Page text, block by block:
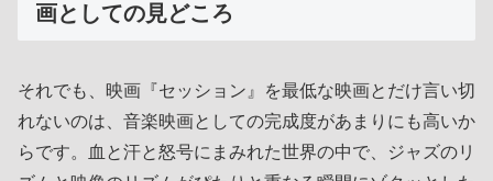
画としての見どころ
それでも、映画『セッション』を最低な映画とだけ言い切
れないのは、音楽映画としての完成度があまりにも高いか
らです。血と汗と怒号にまみれた世界の中で、ジャズのリ